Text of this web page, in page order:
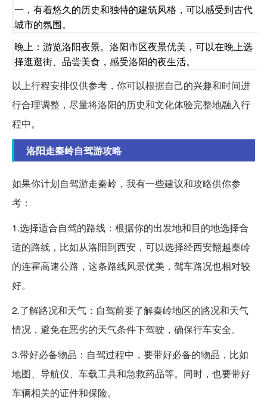
一，有着悠久的历史和独特的建筑风格，可以感受到古代
城市的氛围。
晚上：游览洛阳夜景。洛阳市区夜景优美，可以在晚上选
择逛逛街、品尝美食，感受洛阳的夜生活。
以上行程安排仅供参考，你可以根据自己的兴趣和时间进
行合理调整，尽量将洛阳的历史和文化体验完整地融入行
程中。
洛阳走秦岭自驾游攻略
如果你计划自驾游走秦岭，我有一些建议和攻略供你参
考：
1.选择适合自驾的路线：根据你的出发地和目的地选择合
适的路线，比如从洛阳到西安，可以选择经西安翻越秦岭
的连霍高速公路，这条路线风景优美，驾车路况也相对较
好。
2.了解路况和天气：自驾前要了解秦岭地区的路况和天气
情况，避免在恶劣的天气条件下驾驶，确保行车安全。
3.带好必备物品：自驾过程中，要带好必备的物品，比如
地图、导航仪、车载工具和急救药品等。同时，也要带好
车辆相关的证件和保险。